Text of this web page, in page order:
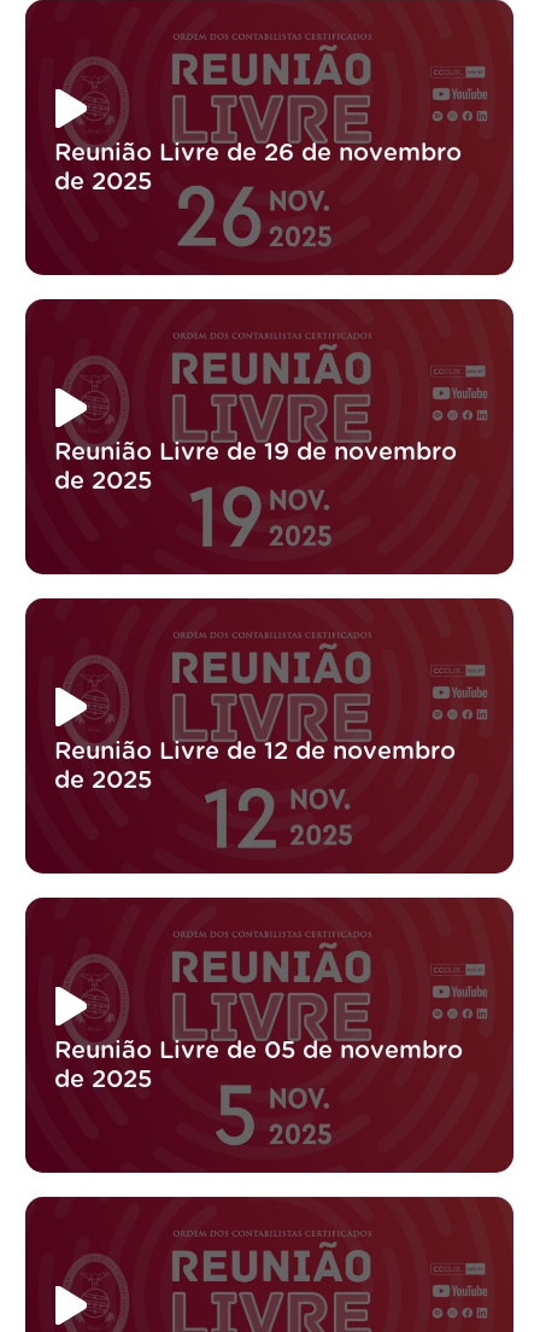
Reunião Livre de 26 de novembro
de 2025
Reunião Livre de 19 de novembro
de 2025
Reunião Livre de 12 de novembro
de 2025
Reunião Livre de 05 de novembro
de 2025